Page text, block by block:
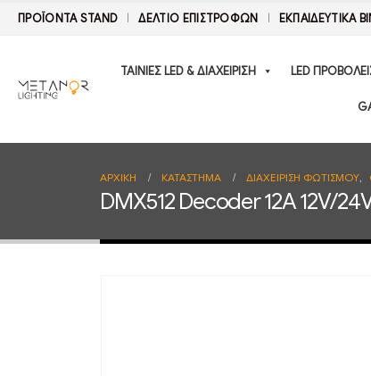
ΠΡΟΪΟΝΤΑ STAND ΔΕΛΤΊΟ ΕΠΙΣΤΡΟΦΏΝ ΕΚΠΑΙΔΕΥΤΙΚΑ
ΤΑΙΝΙΕΣ LED & ΔΙΑΧΕΙΡΙΣΗ LED
ΑΡΧΙΚΉ ΚΑΤΆΣΤΗΜΑ ΔΙΑΧΕΙΡΙΣΗ ΦΩΤΙΣΜΟΥ,
DMX512 Decoder 12A 12V/